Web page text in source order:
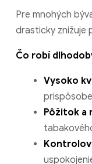
Pre mnohých
drasticky znižuje
Čo robí
Vysoko
Pôžitok a